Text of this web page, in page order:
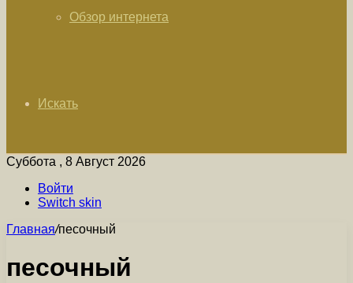
Обзор интернета
Искать
Суббота , 8 Август 2026
Войти
Switch skin
Главная/песочный
песочный